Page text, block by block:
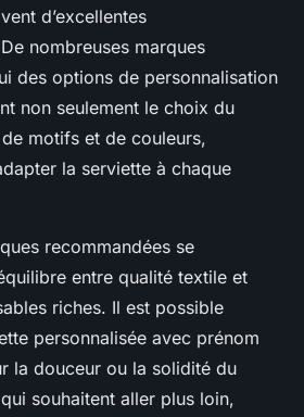
d’excellentes
nombreuses marques
des options de personnalisation
non seulement le choix du
motifs et de couleurs,
la serviette à chaque
recommandées se
entre qualité textile et
riches. Il est possible
personnalisée avec prénom
la douceur ou la solidité du
souhaitent aller plus loin,